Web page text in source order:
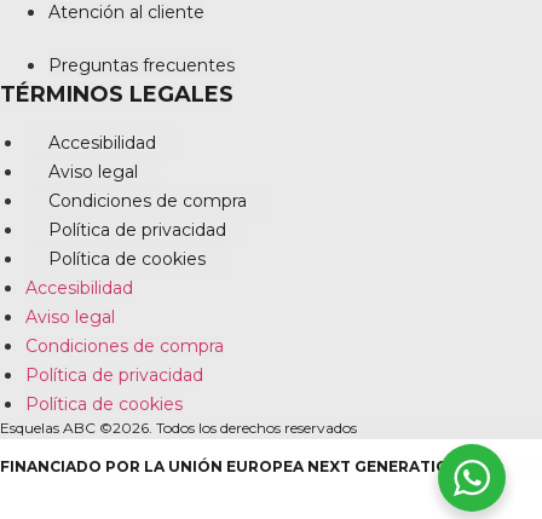
Atención al cliente
Preguntas frecuentes
TÉRMINOS LEGALES
Accesibilidad
Aviso legal
Condiciones de compra
Política de privacidad
Política de cookies
Accesibilidad
Aviso legal
Condiciones de compra
Política de privacidad
Política de cookies
Esquelas ABC ©2026. Todos los derechos reservados
FINANCIADO POR LA UNIÓN EUROPEA NEXT GENERATION EU